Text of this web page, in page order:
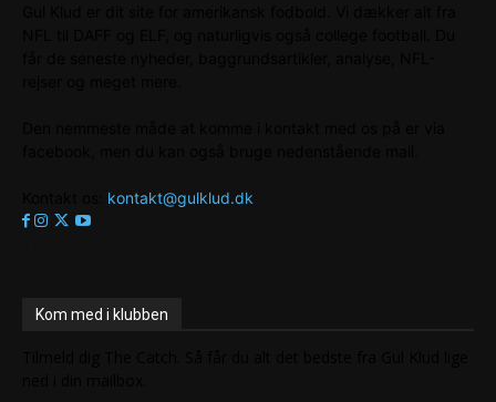
kontakt@gulklud.dk
Kom med i klubben